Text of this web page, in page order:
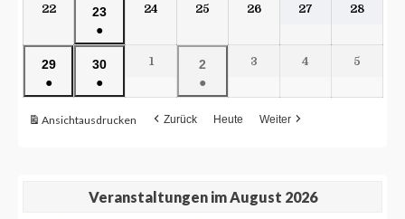
22
23
●
24 25 26 27 28
29
●
30
●
1
2
●
3 4 5
Ansichtausdrucken Zurück Heute Weiter
Veranstaltungen im August 2026